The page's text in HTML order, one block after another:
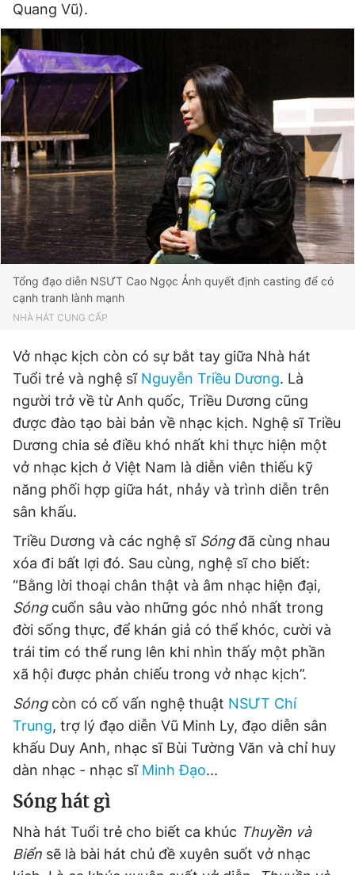
Quang Vũ).
Tổng đạo diễn NSƯT Cao Ngọc Ảnh quyết định casting để có
cạnh tranh lành mạnh
NHÀ HÁT CUNG CẤP
Vở nhạc kịch còn có sự bắt tay giữa Nhà hát
Tuổi trẻ và nghệ sĩ Nguyễn Triều Dương. Là
người trở về từ Anh quốc, Triều Dương cũng
được đào tạo bài bản về nhạc kịch. Nghệ sĩ Triều
Dương chia sẻ điều khó nhất khi thực hiện một
vở nhạc kịch ở Việt Nam là diễn viên thiếu kỹ
năng phối hợp giữa hát, nhảy và trình diễn trên
sân khấu.
Triều Dương và các nghệ sĩ Sóngđã cùng nhau
xóa đi bất lợi đó. Sau cùng, nghệ sĩ cho biết:
“Bằng lời thoại chân thật và âm nhạc hiện đại,
Sóngcuốn sâu vào những góc nhỏ nhất trong
đời sống thực, để khán giả có thể khóc, cười và
trái tim có thể rung lên khi nhìn thấy một phần
xã hội được phản chiếu trong vở nhạc kịch”.
Sóngcòn có cố vấn nghệ thuật NSƯT Chí
Trung, trợ lý đạo diễn Vũ Minh Ly, đạo diễn sân
khấu Duy Anh, nhạc sĩ Bùi Tường Văn và chỉ huy
dàn nhạc - nhạc sĩ Minh Đạo...
Sóng hát gì
Nhà hát Tuổi trẻ cho biết ca khúc Thuyền và
Biển sẽ là bài hát chủ đề xuyên suốt vở nhạc